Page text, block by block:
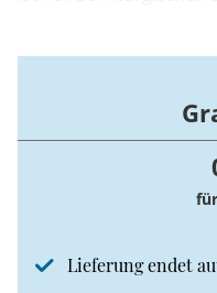
Ausführung durch den
Lieferung endet